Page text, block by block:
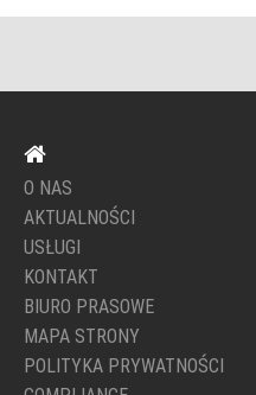
O NAS
AKTUALNOŚCI
USŁUGI
KONTAKT
BIURO PRASOWE
MAPA STRONY
POLITYKA PRYWATNOŚCI